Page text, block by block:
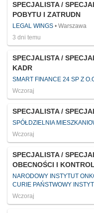
SPECJALISTA /
POBYTU I ZATRUDN
LEGAL WINGS
Warszawa
3 dni temu
SPECJALISTA /
KADR
SMART FINANCE 24 SP Z
Wczoraj
SPECJALISTA /
SPÓŁDZIELNIA
Wczoraj
SPECJALISTA /
OBECNOŚCI I
NARODOWY INSTYTUT
CURIE PAŃSTWOWY
Wczoraj